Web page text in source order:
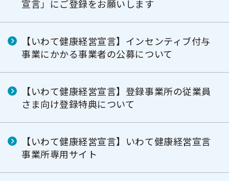
宣言」にご登録をお願いします
【いわて健康経営宣言】インセンティブ付与
事業にかかる事業者の公募について
【いわて健康経営宣言】登録事業所の従業員
さま向け登録特典について
【いわて健康経営宣言】いわて健康経営宣言
事業所専用サイト